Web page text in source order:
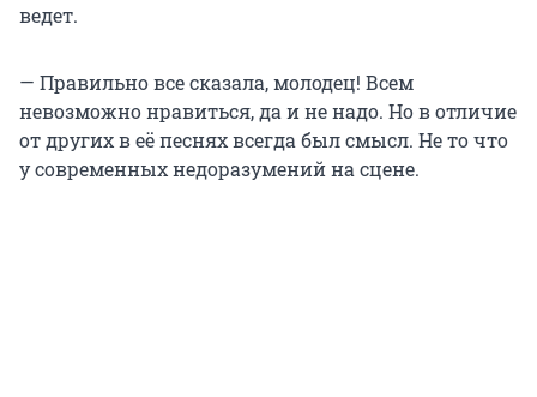
ведет.
— Правильно все сказала, молодец! Всем
невозможно нравиться, да и не надо. Но в отличие
от других в её песнях всегда был смысл. Не то что
у современных недоразумений на сцене.